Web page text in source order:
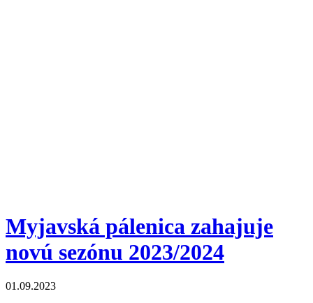
Myjavská pálenica zahajuje
novú sezónu 2023/2024
01.09.2023